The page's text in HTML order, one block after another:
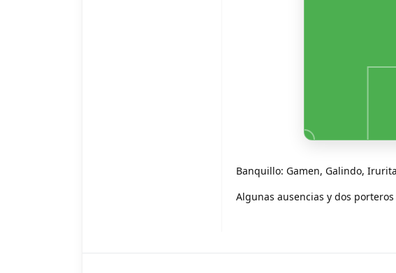
Banquillo: Gamen, Galindo,
Algunas ausencias y dos